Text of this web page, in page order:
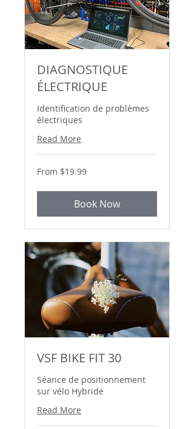
DIAGNOSTIQUE
ÉLECTRIQUE
Identification de problèmes
électriques
Read More
From
19.99
From $19.99
Book Now
VSF BIKE FIT 30
Séance de positionnement
sur vélo Hybride
Read More